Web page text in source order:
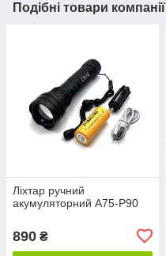
Подібні товари компанії
Ліхтар ручний
акумуляторний A75-P90
890 ₴